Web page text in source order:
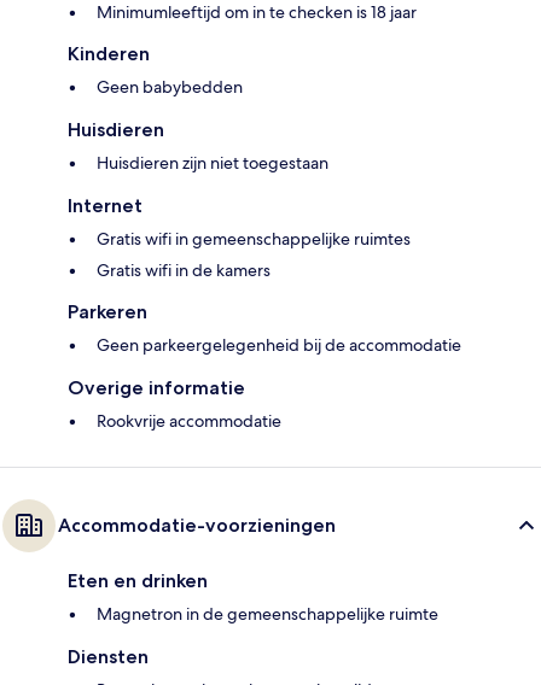
Minimumleeftijd om in te checken is 18 jaar
Kinderen
Geen babybedden
Huisdieren
Huisdieren zijn niet toegestaan
Internet
Gratis wifi in gemeenschappelijke ruimtes
Gratis wifi in de kamers
Parkeren
Geen parkeergelegenheid bij de accommodatie
Overige informatie
Rookvrije accommodatie
Accommodatie-voorzieningen
Eten en drinken
Magnetron in de gemeenschappelijke ruimte
Diensten